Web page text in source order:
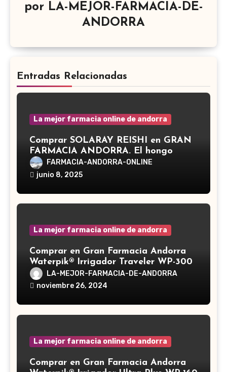
por LA-MEJOR-FARMACIA-DE-
ANDORRA
Entradas Relacionadas
La mejor farmacia online de andorra
Comprar SOLARAY REISHI en GRAN
FARMACIA ANDORRA. El hongo
Reishi, cuyo nombre científico es
Ganoderma lucidum, es un hongo
en la medicina tradicional asiática
FARMACIA-ANDORRA-ONLINE
junio 8, 2025
La mejor farmacia online de andorra
Comprar en Gran Farmacia Andorra
Waterpik® Irrigador Traveler WP-300
LA-MEJOR-FARMACIA-DE-ANDORRA
noviembre 26, 2024
La mejor farmacia online de andorra
Comprar en Gran Farmacia Andorra